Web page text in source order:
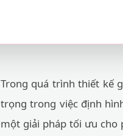
Trong quá trình thiết kế
trọng trong việc định
một giải pháp tối ưu cho